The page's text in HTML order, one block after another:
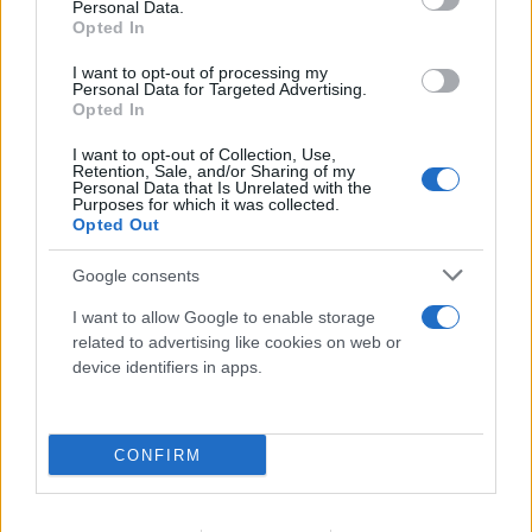
Personal Data.
Opted In
I want to opt-out of processing my
Personal Data for Targeted Advertising.
Opted In
I want to opt-out of Collection, Use,
Retention, Sale, and/or Sharing of my
Personal Data that Is Unrelated with the
Purposes for which it was collected.
Opted Out
Google consents
I want to allow Google to enable storage
related to advertising like cookies on web or
device identifiers in apps.
CONFIRM
Νέο Χωροταξικό για τον Τουρισμό: Ο χάρτης